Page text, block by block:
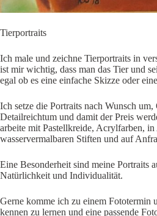
Tierportraits
Ich male und zeichne Tierportraits in
ist mir wichtig, dass man das Tier und
egal ob es eine einfache Skizze oder
Ich setze die Portraits nach Wunsch
Detailreichtum und damit der Preis
arbeite mit Pastellkreide, Acrylfarben,
wasservermalbaren Stiften und auf
Eine Besonderheit sind meine Portraits
Natürlichkeit und Individualität.
Gerne komme ich zu einem Fototermin
kennen zu lernen und eine passende